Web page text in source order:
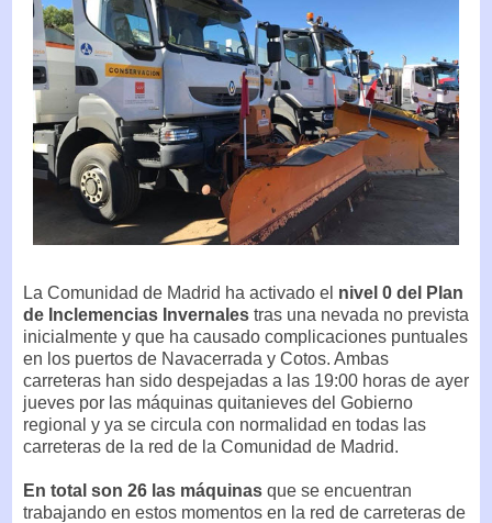
La Comunidad de Madrid ha activado el nivel 0 del Plan
de Inclemencias Invernales tras una nevada no prevista
inicialmente y que ha causado complicaciones puntuales
en los puertos de Navacerrada y Cotos. Ambas
carreteras han sido despejadas a las 19:00 horas de ayer
jueves por las máquinas quitanieves del Gobierno
regional y ya se circula con normalidad en todas las
carreteras de la red de la Comunidad de Madrid.
En total son 26 las máquinas que se encuentran
trabajando en estos momentos en la red de carreteras de